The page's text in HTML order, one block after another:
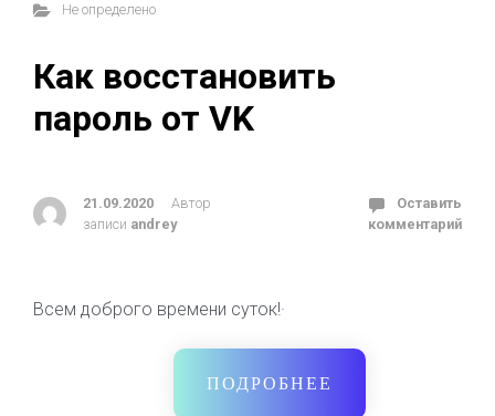
Не определено
Как восстановить
пароль от VK
21.09.2020
Автор
записи andrey
Оставить
комментарий
Всем доброго времени суток!·
ПОДРОБНЕЕ